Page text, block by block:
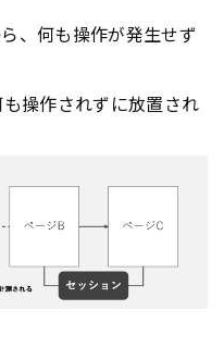
、何も操作が発生せず
操作されずに放置され